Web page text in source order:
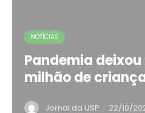
NOTÍCIAS
Pandemia deixou
milhão de
Jornal da USP · 22/10/